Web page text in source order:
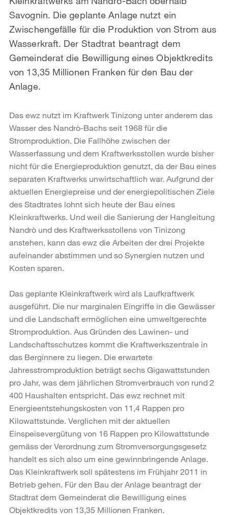
Savognin. Die geplante Anlage nutzt ein
Zwischengefälle für die Produktion von Strom aus
Wasserkraft. Der Stadtrat beantragt dem
Gemeinderat die Bewilligung eines Objektkredits
von 13,35 Millionen Franken für den Bau der
Anlage.
Das ewz nutzt im Kraftwerk Tinizong unter anderem das
Wasser des Nandrò-Bachs seit 1968 für die
Stromproduktion. Die Fallhöhe zwischen der
Wasserfassung und dem Kraftwerksstollen wurde bisher
nicht für die Energieproduktion genutzt, da der Bau eines
separaten Kraftwerks unwirtschaftlich war. Aufgrund der
aktuellen Energiepreise und der energiepolitischen Ziele
des Stadtrates lohnt sich heute der Bau eines
Kleinkraftwerks. Und weil die Sanierung der Hangleitung
Nandrò und des Kraftwerksstollens von Tinizong
anstehen, kann das ewz die Arbeiten der drei Projekte
aufeinander abstimmen und so Synergien nutzen und
Kosten sparen.
Das geplante Kleinkraftwerk wird als Laufkraftwerk
ausgeführt. Die nur marginalen Eingriffe in die Gewässer
und die Landschaft ermöglichen eine umweltgerechte
Stromproduk­tion. Aus Gründen des Lawinen- und
Landschaftsschutzes kommt die Kraftwerkszentrale in
das Berginnere zu liegen. Die erwartete
Jahresstromproduktion beträgt sechs Gigawattstunden
pro Jahr, was dem jährlichen Stromverbrauch von rund 2
400 Haushalten entspricht. Das ewz rechnet mit
Energieentstehungskosten von 11,4 Rappen pro
Kilowattstunde. Verglichen mit der aktuellen
Einspeisevergütung von 16 Rappen pro Kilowattstunde
gemäss der Verordnung zum Stromversorgungsgesetz
handelt es sich also um eine gewinnbringende Anlage.
Das Kleinkraftwerk soll spätestens im Frühjahr 2011 in
Betrieb gehen. Für den Bau der Anlage beantragt der
Stadtrat dem Gemeinderat die Bewilligung eines
Objektkredits von 13,35 Millionen Franken.